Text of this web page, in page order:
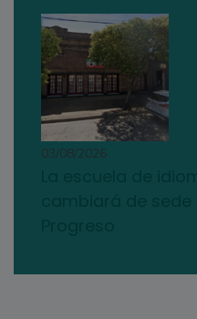
03/08/2026